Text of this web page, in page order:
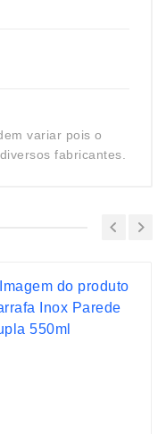
variar pois o
fabricantes.